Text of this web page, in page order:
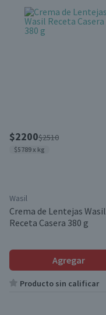
$2200$2510
$5789 x kg
Wasil
Crema de Lentejas Wasil
Receta Casera 380 g
Agregar
Producto sin calificar